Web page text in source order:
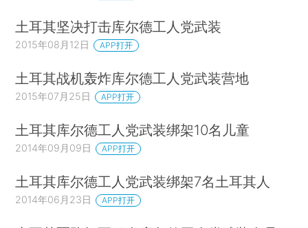
土耳其坚决打击库尔德工人党武装
2015年08月12日 APP打开
土耳其战机轰炸库尔德工人党武装营地
2015年07月25日 APP打开
土耳其库尔德工人党武装绑架10名儿童
2014年09月09日 APP打开
土耳其库尔德工人党武装绑架7名土耳其人
2014年06月23日 APP打开